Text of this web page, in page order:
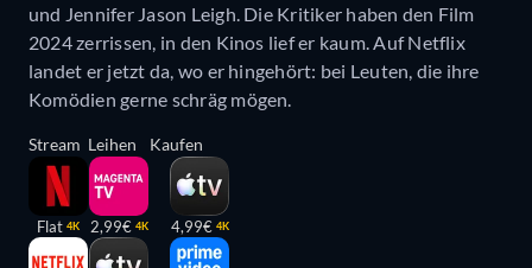
und Jennifer Jason Leigh. Die Kritiker haben den Film
2024 zerrissen, in den Kinos lief er kaum. Auf Netflix
landet er jetzt da, wo er hingehört: bei Leuten, die ihre
Komödien gerne schräg mögen.
Stream
Flat 4K
Leihen
2,99€ 4K
Kaufen
4,99€ 4K